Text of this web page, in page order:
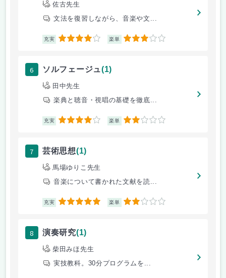
佐古先生
文法を復習しながら、音楽や文...
充実 4 楽単 3
6 ソルフェージュ(1)
田中先生
楽典と聴音・視唱の基礎を徹底...
充実 4 楽単 2
7 芸術思想(1)
馬場ゆりこ先生
音楽について書かれた文献を読...
充実 5 楽単 2
8 演奏研究(1)
柴田みほ先生
実技教科。30分プログラムを...